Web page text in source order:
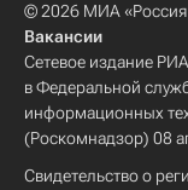
© 2026 МИА «Россия
Вакансии
Сетевое издание
в Федеральной
информационных
(Роскомнадзор) 08
Свидетельство о